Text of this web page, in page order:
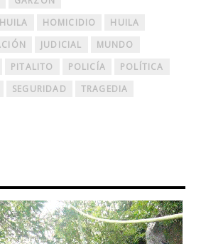
HOMICIDIO
HUILA
JUDICIAL
MUNDO
PITALITO POLICÍA
POLÍTICA
SEGURIDAD
TRAGEDIA